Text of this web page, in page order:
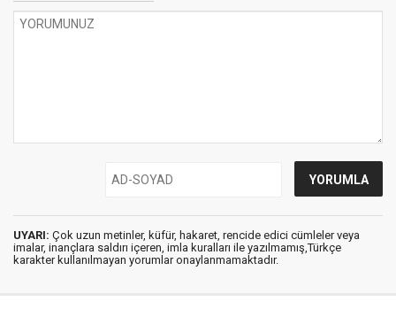
UYARI: Çok uzun metinler, küfür, hakaret, rencide edici cümleler veya
imalar, inançlara saldırı içeren, imla kuralları ile yazılmamış,Türkçe
karakter kullanılmayan yorumlar onaylanmamaktadır.